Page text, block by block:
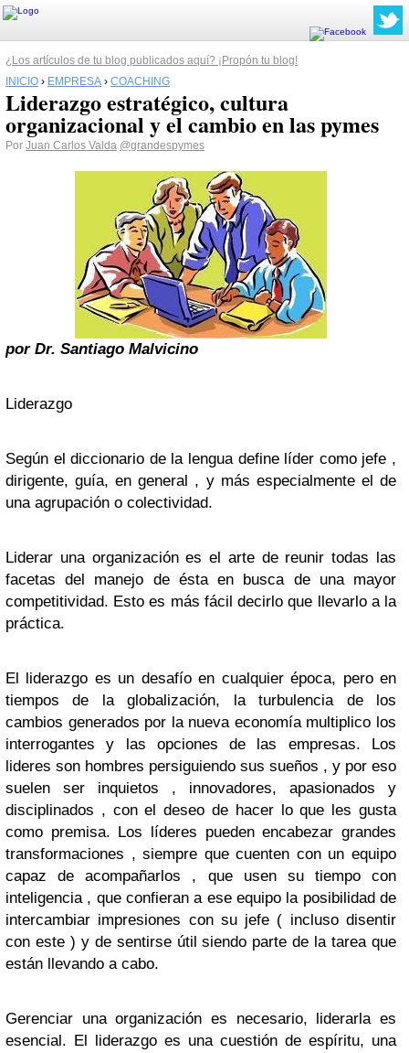
¿Los artículos de tu blog publicados aquí? ¡Propón tu blog!
INICIO › EMPRESA › COACHING
Liderazgo estratégico, cultura
organizacional y el cambio en las pymes
Por Juan Carlos Valda @grandespymes
por Dr. Santiago Malvicino
Liderazgo
Según el diccionario de la lengua define líder como jefe ,
dirigente, guía, en general , y más especialmente el de
una agrupación o colectividad.
Liderar una organización es el arte de reunir todas las
facetas del manejo de ésta en busca de una mayor
competitividad. Esto es más fácil decirlo que llevarlo a la
práctica.
El liderazgo es un desafío en cualquier época, pero en
tiempos de la globalización, la turbulencia de los
cambios generados por la nueva economía multiplico los
interrogantes y las opciones de las empresas. Los
lideres son hombres persiguiendo sus sueños , y por eso
suelen ser inquietos , innovadores, apasionados y
disciplinados , con el deseo de hacer lo que les gusta
como premisa. Los líderes pueden encabezar grandes
transformaciones , siempre que cuenten con un equipo
capaz de acompañarlos , que usen su tiempo con
inteligencia , que confieran a ese equipo la posibilidad de
intercambiar impresiones con su jefe ( incluso disentir
con este ) y de sentirse útil siendo parte de la tarea que
están llevando a cabo.
Gerenciar una organización es necesario, liderarla es
esencial. El liderazgo es una cuestión de espíritu, una